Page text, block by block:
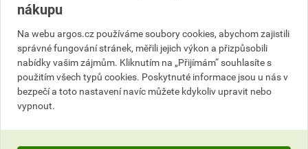
Číslo položky:
Výrobky značky:
Popis
nákupu
Na webu argos.cz používáme soubory cookies, abychom zajistili
správné fungování stránek, měřili jejich výkon a přizpůsobili
nabídky vašim zájmům. Kliknutím na „Přijímám“ souhlasíte s
použitím všech typů cookies. Poskytnuté informace jsou u nás v
bezpečí a toto nastavení navíc můžete kdykoliv upravit nebo
vypnout.